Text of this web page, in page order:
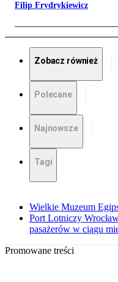
Filip Frydrykiewicz
Zobacz również
Polecane
Najnowsze
Tagi
Wielkie Muzeum
Port Lotniczy
pasażerów w ciągu
Promowane treści